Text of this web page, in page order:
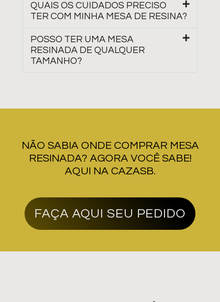
QUAIS OS CUIDADOS PRECISO
TER COM MINHA MESA DE RESINA?
POSSO TER UMA MESA
RESINADA DE QUALQUER
TAMANHO?
NÃO SABIA ONDE COMPRAR MESA
RESINADA? AGORA VOCÊ SABE!
AQUI NA CAZASB.
FAÇA AQUI SEU PEDIDO